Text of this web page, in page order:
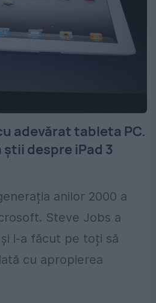
adevărat tableta PC.
despre iPad 3
anilor 2000 a
Steve Jobs a
i-a făcut pe toți să
cu apropierea